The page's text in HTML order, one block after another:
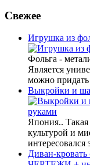
Свежее
Игрушка из
Фольга -
Является
можно
Выкройки и
Япония.. Такая
культурой и
Диван-